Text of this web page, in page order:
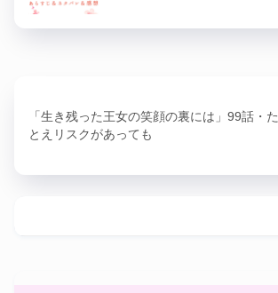
「生き残った王女の笑顔の裏には」99話・た
とえリスクがあっても